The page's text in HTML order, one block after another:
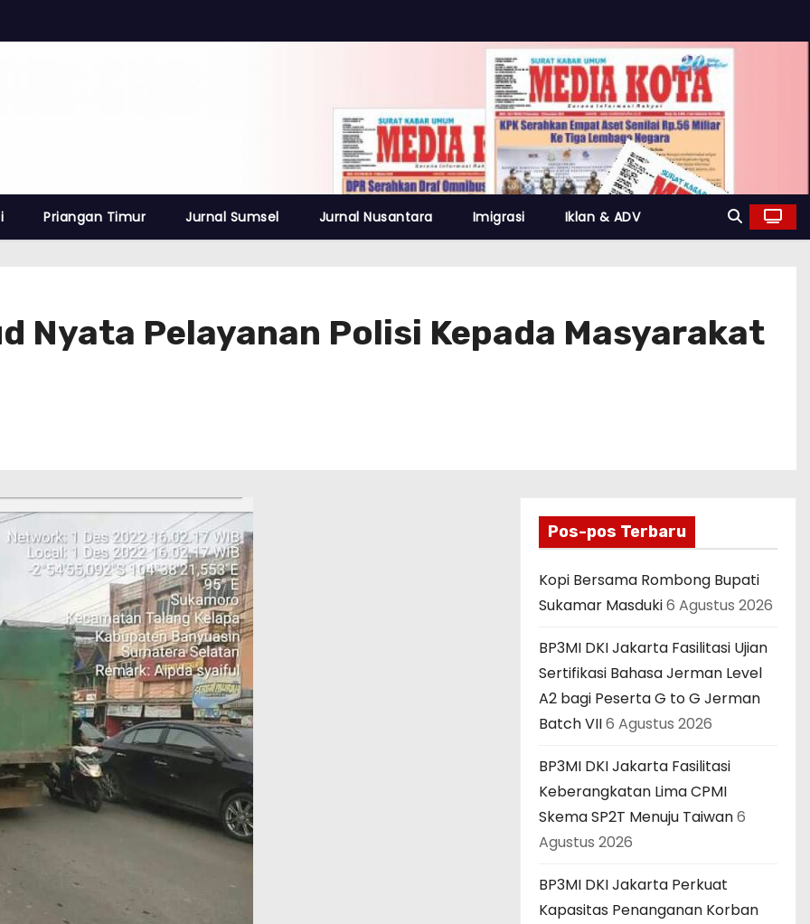
Priangan Timur Jurnal Sumsel Jurnal Nusantara Imigrasi Iklan & ADV
Nyata Pelayanan Polisi Kepada Masyarakat
Pos-pos Terbaru
Kopi Bersama Rombong Bupati
Sukamar Masduki6 Agustus 2026
BP3MI DKI Jakarta Fasilitasi Ujian
Sertifikasi Bahasa Jerman Level
A2 bagi Peserta G to G Jerman
Batch VII6 Agustus 2026
BP3MI DKI Jakarta Fasilitasi
Keberangkatan Lima CPMI
Skema SP2T Menuju Taiwan6
Agustus 2026
BP3MI DKI Jakarta Perkuat
Kapasitas Penanganan Korban